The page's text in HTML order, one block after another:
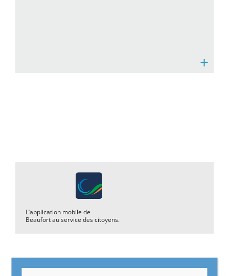
+
L’application mobile de
Beaufort au service des citoyens.